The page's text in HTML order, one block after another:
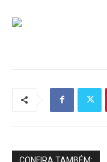
CONFIRA TAMBÉM: